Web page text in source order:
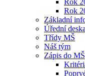
Rok
Rok
Základní
Úřední
Třídy MŠ
Náš tým
Zápis do MŠ